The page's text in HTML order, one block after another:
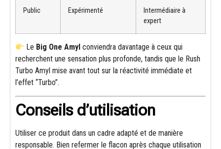
Public Expérimenté
Intermédiaire à
expert
Le Big One Amylconviendra davantage à ceux qui
recherchent une sensation plus profonde, tandis que le Rush
Turbo Amyl mise avant tout sur la réactivité immédiate et
l’effet “Turbo”.
Conseils d’utilisation
Utiliser ce produit dans un cadre adapté et de manière
responsable. Bien refermer le flacon après chaque utilisation